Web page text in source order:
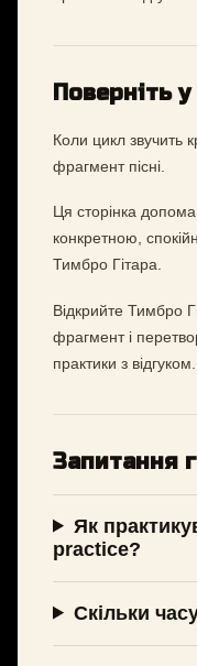
Поверніть
Коли цикл звучить
фрагмент пісні.
Ця сторінка
конкретною,
Тимбро Гітара.
Відкрийте Тимбро
фрагмент і
практики з відгуком.
Запитання
Як
practice?
Скільки